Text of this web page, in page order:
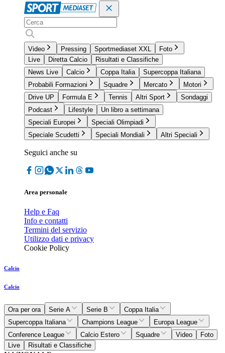
Video Pressing Sportmediaset XXL
Foto
Live
Diretta Calcio
Risultati e Classifiche
News Live
Calcio Coppa Italia
Supercoppa Italiana
Probabili Formazioni
Squadre Mercato
Motori
Drive UP
Formula E Tennis Altri Sport
Sondaggi
Podcast
Lifestyle
Un libro a settimana
Speciali Europei
Speciali Olimpiadi
Speciale Scudetti
Speciali Mondiali Altri Speciali
Seguici anche su
Area personale
Help e Faq
Info e contatti
Termini del servizio
Utilizzo dati e privacy
Cookie Policy
Calcio
Calcio
Ora per ora Serie A Serie B
Coppa Italia
Supercoppa Italiana
Champions League
Europa League
Conference League
Calcio Estero Squadre Video
Foto
Live
Risultati e Classifiche